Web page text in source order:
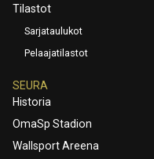
Tilastot
Sarjataulukot
Pelaajatilastot
SEURA
Historia
OmaSp Stadion
Wallsport Areena